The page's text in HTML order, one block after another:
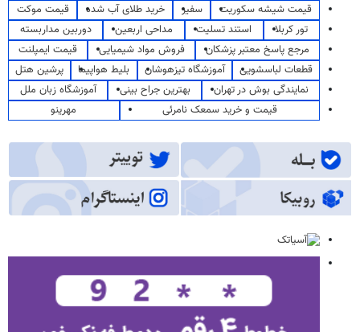
قیمت شیشه سکوریت سفیر خرید طلای آب شده
قیمت موکت
تور کربلا
استند تسلیت مداحی اربعین
دوربین مداربسته
مرجع پاسخ معتبر پزشکان
فروش مواد شیمیایی
قیمت ایمپلنت
قطعات لباسشویی
آموزشگاه تیزهوشان بلیط هواپیما
پرشین هتل
نمایندگی بوش در تهران
بهترین جراح بینی
آموزشگاه زبان ملل
قیمت و خرید سمعک نامرئی
مهرینو